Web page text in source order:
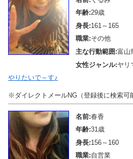
年齢:29歳
身長:161～165
職業:その他
主な行動範囲:富山
女性ジャンル:ヤリ
やりたいで～す♪
※ダイレクトメールNG（登録後に検索可
名前:春香
年齢:31歳
身長:156～160
職業:自営業